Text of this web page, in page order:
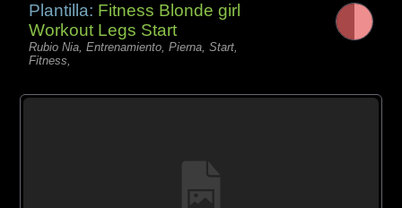
Plantilla: Fitness Blonde girl
Workout Legs Start
Rubio Nia, Entrenamiento, Pierna, Start,
Fitness,